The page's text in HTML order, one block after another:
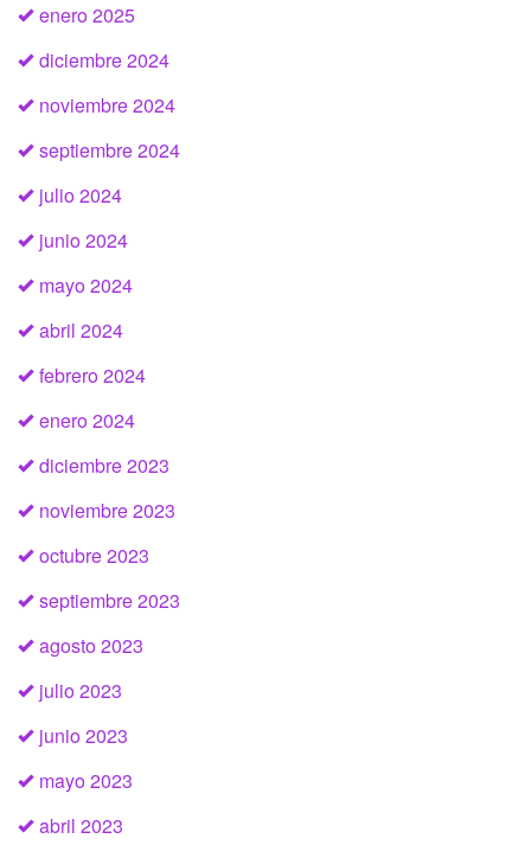
enero 2025
diciembre 2024
noviembre 2024
septiembre 2024
julio 2024
junio 2024
mayo 2024
abril 2024
febrero 2024
enero 2024
diciembre 2023
noviembre 2023
octubre 2023
septiembre 2023
agosto 2023
julio 2023
junio 2023
mayo 2023
abril 2023